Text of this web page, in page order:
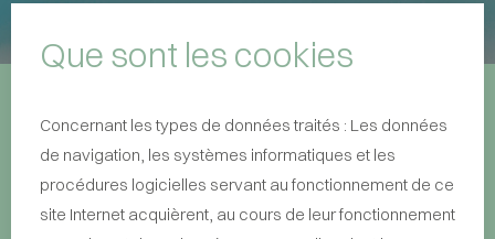
Que sont les cookies
Concernant les types de données traités : Les données
de navigation, les systèmes informatiques et les
procédures logicielles servant au fonctionnement de ce
site Internet acquièrent, au cours de leur fonctionnement